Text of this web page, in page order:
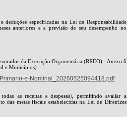
deduções especificadas na Lei de Responsabilidade
anteriores e a previsão de seu desempenho no
da Execução Orçamentária (RREO) - Anexo 6
e Municípios)
e-Nominal_20260525094418.pdf
as receitas e despesas), permitindo avaliar a
das metas fiscais estabelecidas na Lei de Diretrizes